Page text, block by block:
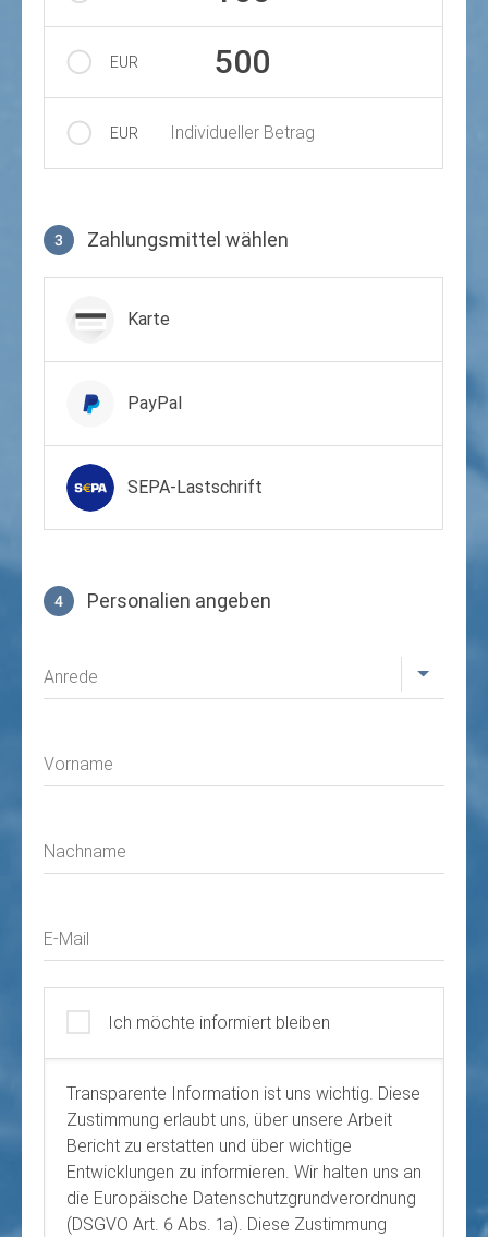
EUR 500
EUR Individueller Betrag
3 Zahlungsmittel wählen
Karte
PayPal
SEPA-Lastschrift
4 Personalien angeben
Anrede
Vorname
Nachname
E-Mail
Ich möchte informiert bleiben
Transparente Information ist uns wichtig. Diese
Zustimmung erlaubt uns, über unsere Arbeit
Bericht zu erstatten und über wichtige
Entwicklungen zu informieren. Wir halten uns an
die Europäische Datenschutzgrundverordnung
(DSGVO Art. 6 Abs. 1a). Diese Zustimmung